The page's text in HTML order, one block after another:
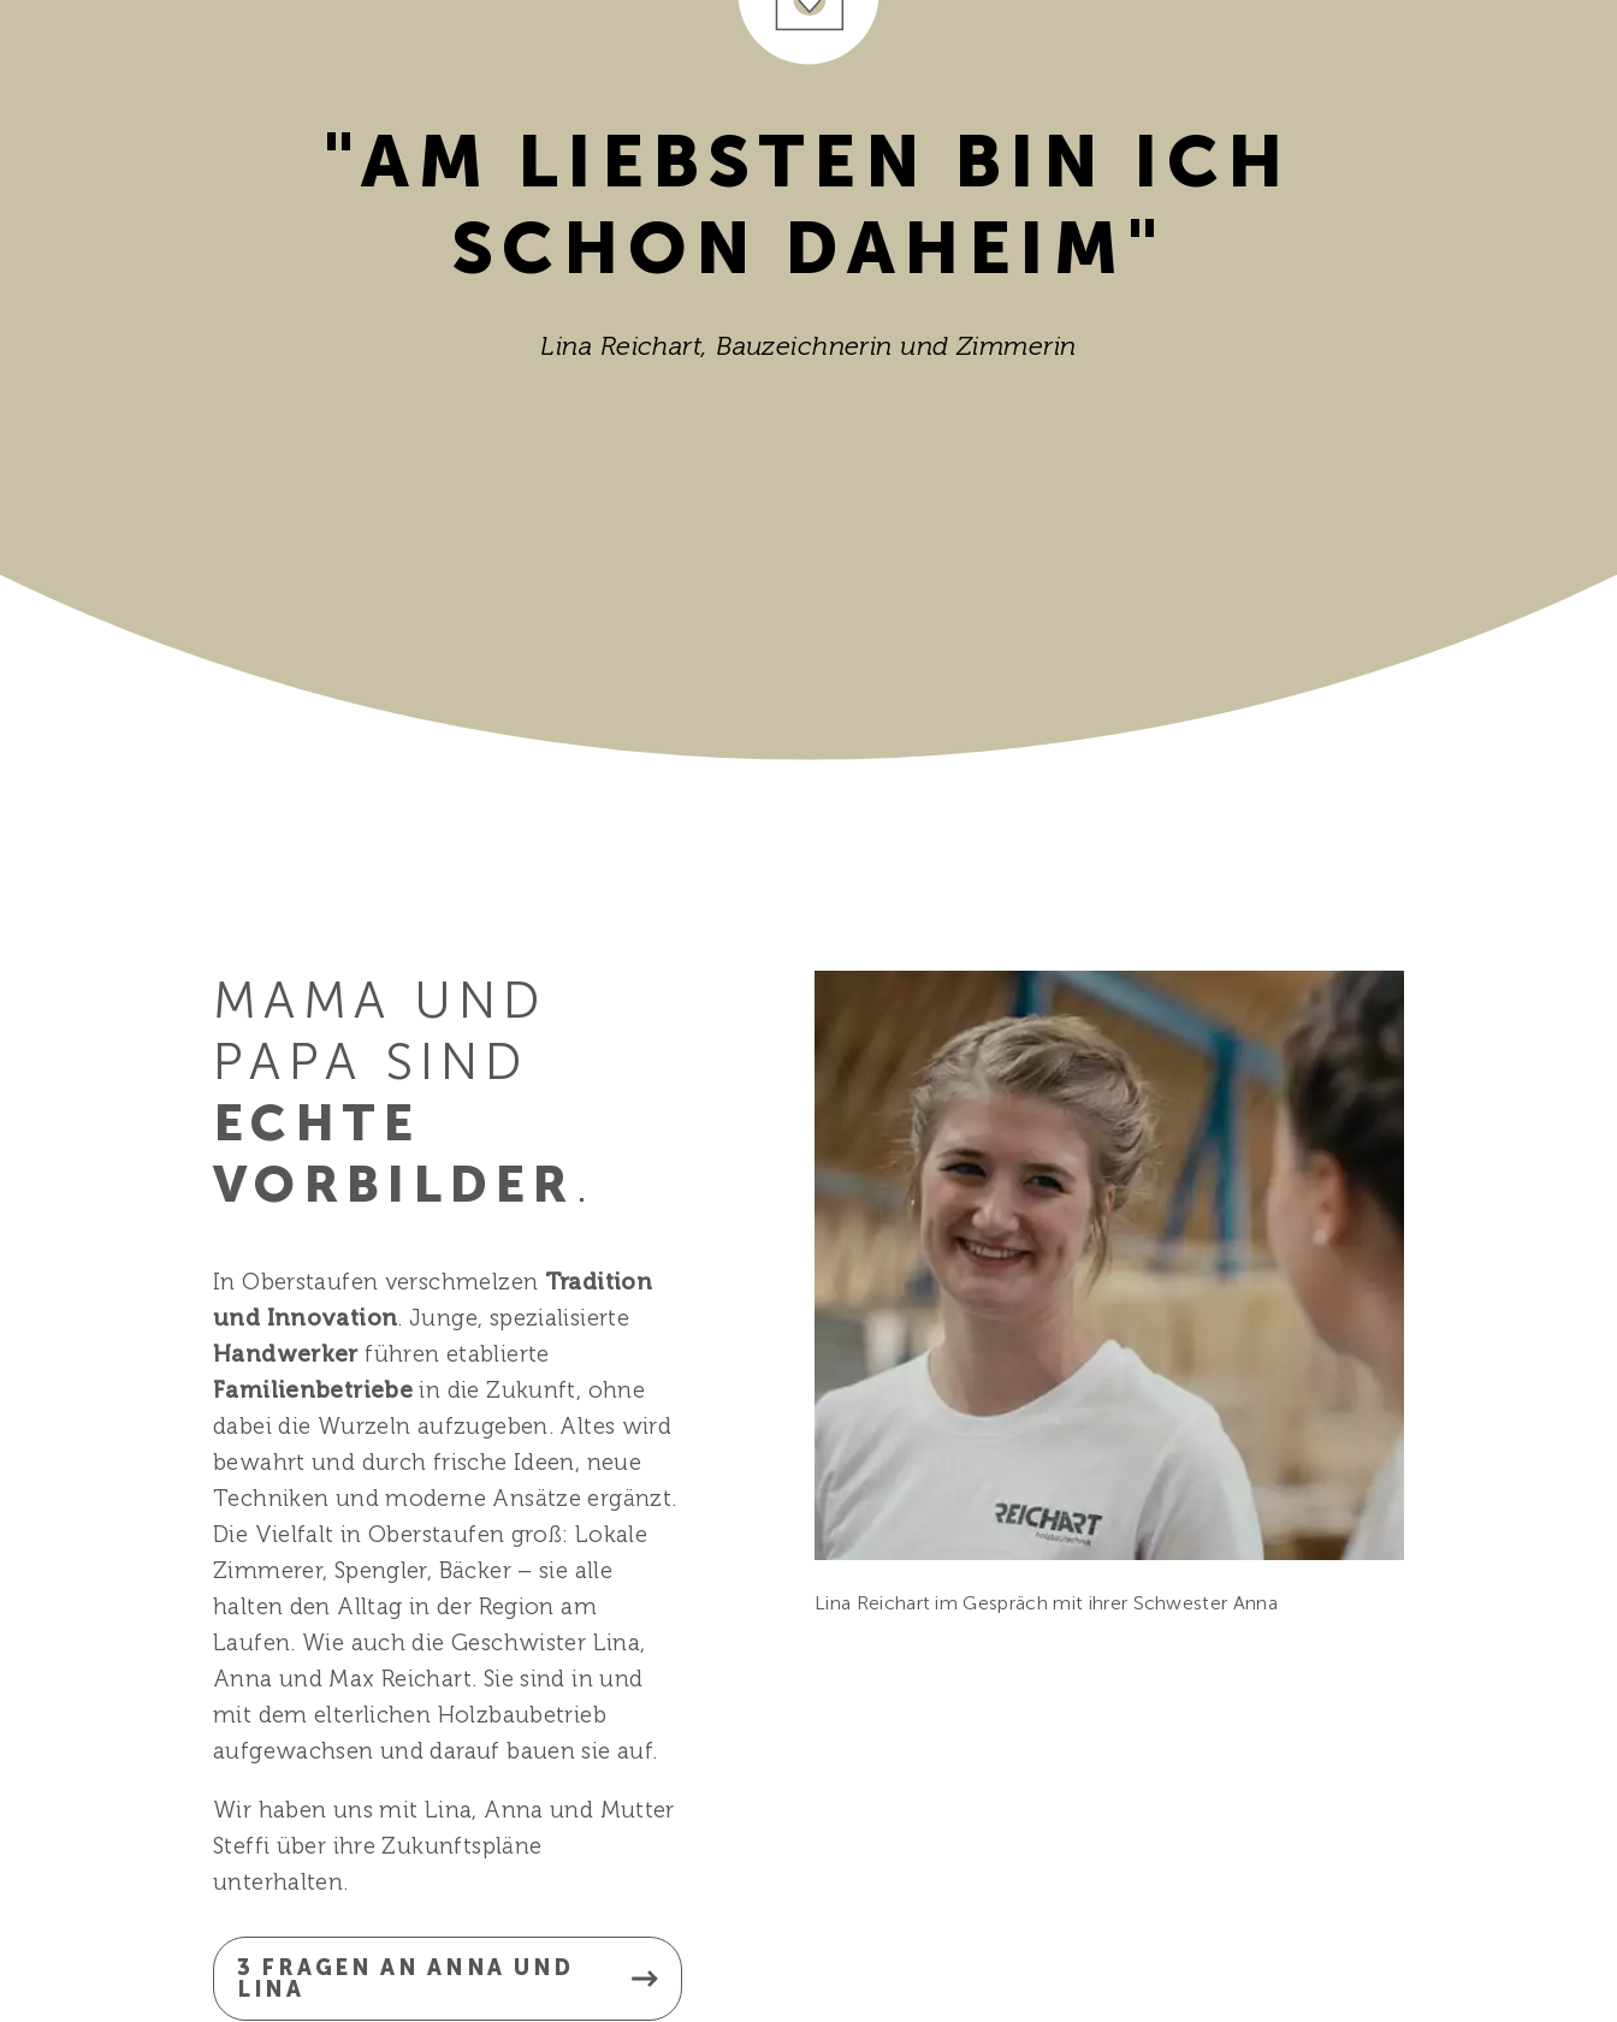
"AM LIEBSTEN BIN ICH
SCHON DAHEIM"
Lina Reichart, Bauzeichnerin und Zimmerin
MAMA UND
PAPA SIND
ECHTE
VORBILDER .
Lina Reichart im Gespräch mit ihrer Schwester Anna
In Oberstaufen verschmelzen Tradition
und Innovation. Junge, spezialisierte
Handwerker führen etablierte
Familienbetriebein die Zukunft, ohne
dabei die Wurzeln aufzugeben. Altes wird
bewahrt und durch frische Ideen, neue
Techniken und moderne Ansätze ergänzt.
Die Vielfalt in Oberstaufen groß: Lokale
Zimmerer, Spengler, Bäcker – sie alle
halten den Alltag in der Region am
Laufen. Wie auch die Geschwister Lina,
Anna und Max Reichart. Sie sind in und
mit dem elterlichen Holzbaubetrieb
aufgewachsen und darauf bauen sie auf.
Wir haben uns mit Lina, Anna und Mutter
Steffi über ihre Zukunftspläne
unterhalten.
3 FRAGEN AN ANNA UND
LINA